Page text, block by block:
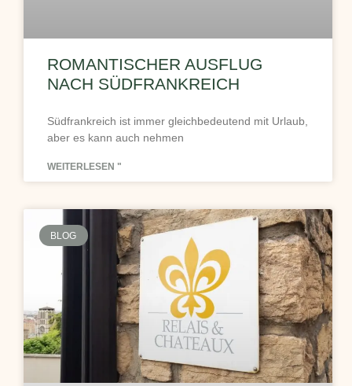
ROMANTISCHER AUSFLUG
NACH SÜDFRANKREICH
Südfrankreich ist immer gleichbedeutend mit Urlaub,
aber es kann auch nehmen
WEITERLESEN "
BLOG